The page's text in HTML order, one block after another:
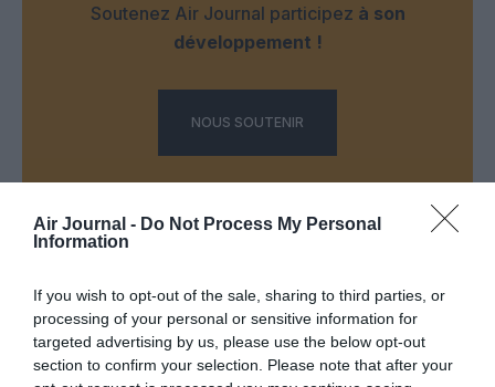
Air Journal - Do Not Process My Personal
Information
If you wish to opt-out of the sale, sharing to third parties, or
processing of your personal or sensitive information for
targeted advertising by us, please use the below opt-out
section to confirm your selection. Please note that after your
Soutenez Air Journal participez à son
développement !
NOUS SOUTENIR
DERNIERS COMMENTAIRES